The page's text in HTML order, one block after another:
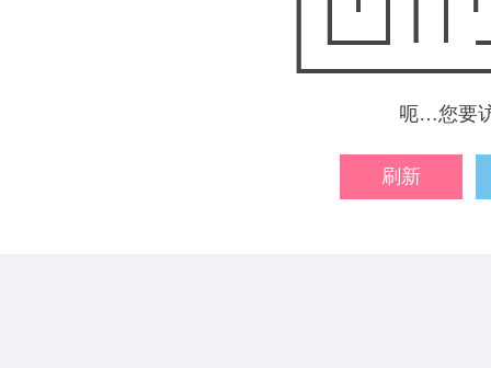
呃…您要
刷新